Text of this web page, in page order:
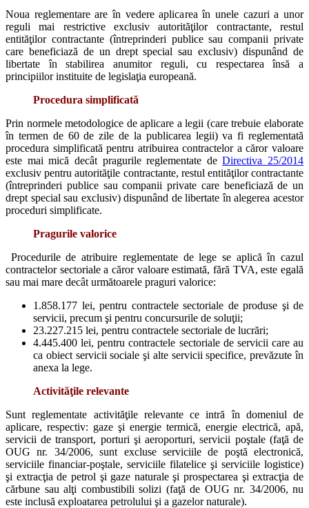
Noua reglementare are în vedere aplicarea în unele cazuri a unor
reguli mai restrictive exclusiv autorităţilor contractante, restul
entităţilor contractante (întreprinderi publice sau companii private
care beneficiază de un drept special sau exclusiv) dispunând de
libertate în stabilirea anumitor reguli, cu respectarea însă a
principiilor instituite de legislaţia europeană.
Procedura simplificată
Prin normele metodologice de aplicare a legii (care trebuie elaborate
în termen de 60 de zile de la publicarea legii) va fi reglementată
procedura simplificată pentru atribuirea contractelor a căror valoare
este mai mică decât pragurile reglementate deDirectiva 25/2014
exclusiv pentru autorităţile contractante, restul entităţilor contractante
(întreprinderi publice sau companii private care beneficiază de un
drept special sau exclusiv) dispunând de libertate în alegerea acestor
proceduri simplificate.
Pragurile valorice
Procedurile de atribuire reglementate de lege se aplică în cazul
contractelor sectoriale a căror valoare estimată, fără TVA, este egală
sau mai mare decât următoarele praguri valorice:
1.858.177 lei, pentru contractele sectoriale de produse şi de
servicii, precum şi pentru concursurile de soluţii;
23.227.215 lei, pentru contractele sectoriale de lucrări;
4.445.400 lei, pentru contractele sectoriale de servicii care au
ca obiect servicii sociale şi alte servicii specifice, prevăzute în
anexa la lege.
Activităţile relevante
Sunt reglementate activităţile relevante ce intră în domeniul de
aplicare, respectiv: gaze şi energie termică, energie electrică, apă,
servicii de transport, porturi şi aeroporturi, servicii poştale (faţă de
OUG nr. 34/2006, sunt excluse serviciile de poştă electronică,
serviciile financiar-poştale, serviciile filatelice şi serviciile logistice)
şi extracţia de petrol şi gaze naturale şi prospectarea şi extracţia de
cărbune sau alţi combustibili solizi (faţă de OUG nr. 34/2006, nu
este inclusă exploatarea petrolului şi a gazelor naturale).